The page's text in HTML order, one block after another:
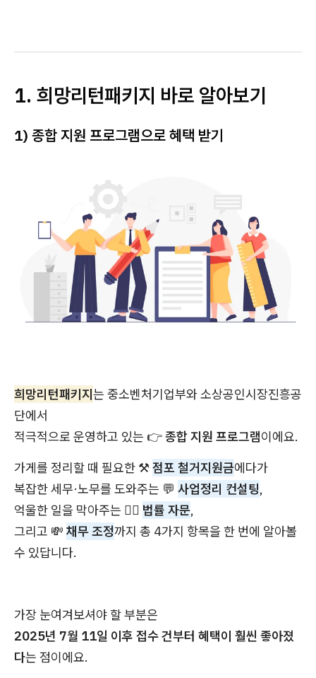
1. 희망리턴패키지 바로 알아보기
1) 종합 지원 프로그램으로 혜택 받기
희망리턴패키지는 중소벤처기업부와 소상공인시장진흥공
단에서
적극적으로 운영하고 있는 👉종합 지원 프로그램이에요.
가게를 정리할 때 필요한 ⚒️점포 철거지원금에다가
복잡한 세무·노무를 도와주는 💬 사업정리 컨설팅,
억울한 일을 막아주는 🧑‍⚖️ 법률 자문,
그리고 💸 채무 조정까지 총 4가지 항목을 한 번에 알아볼
수 있답니다.
가장 눈여겨보셔야 할 부분은
2025년 7월 11일 이후 접수 건부터 혜택이 훨씬 좋아졌
다는 점이에요.